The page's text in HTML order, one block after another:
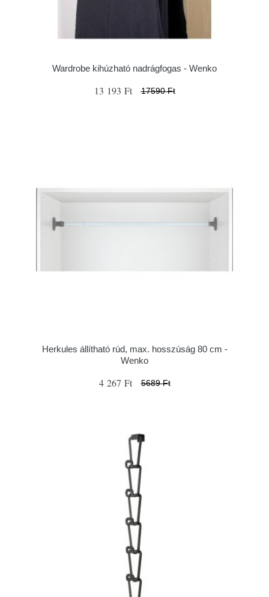
Wardrobe kihúzható nadrágfogas - Wenko
13 193 Ft 17590 Ft
Herkules állítható rúd, max. hosszúság 80 cm -
Wenko
4 267 Ft 5689 Ft